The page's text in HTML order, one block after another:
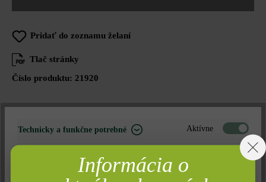
Pridať do zoznamu želaní
Tlač stránky
Číslo produktu: 21920
Opis produktu
Platne Versus sa v rámci nášho výrobného programu vyznačujú
Technicky a funkčne potrebné Aktívne
Neaktívne
Informácia o